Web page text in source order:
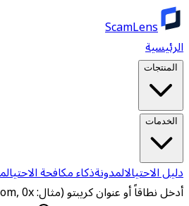
ScamLens
الرئيسية
المنتجات
الخدمات
دليل الاحتيالالمدونةذكاء مكافحة الاحتيال
أدخل نطاقاً أو عنوان كريبتو (مثال: example.com, 0x...)